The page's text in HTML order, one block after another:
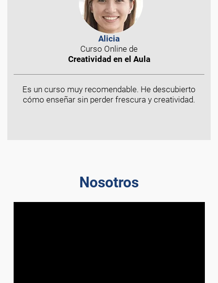
Alicia
Curso Online de
Creatividad en el Aula
Es un curso muy recomendable. He descubierto
cómo enseñar sin perder frescura y creatividad.
Nosotros